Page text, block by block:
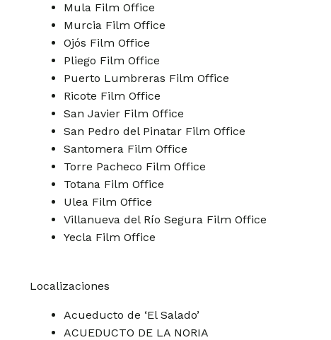
Mula Film Office
Murcia Film Office
Ojós Film Office
Pliego Film Office
Puerto Lumbreras Film Office
Ricote Film Office
San Javier Film Office
San Pedro del Pinatar Film Office
Santomera Film Office
Torre Pacheco Film Office
Totana Film Office
Ulea Film Office
Villanueva del Río Segura Film Office
Yecla Film Office
Localizaciones
Acueducto de ‘El Salado’
ACUEDUCTO DE LA NORIA